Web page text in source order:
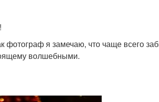
фотограф я замечаю, что чаще всего
волшебными.